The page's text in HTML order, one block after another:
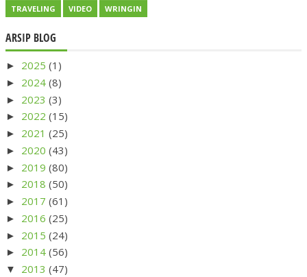
TRAVELING
VIDEO WRINGIN
ARSIP BLOG
► 2025 (1)
► 2024 (8)
► 2023 (3)
► 2022 (15)
► 2021 (25)
► 2020 (43)
► 2019 (80)
► 2018 (50)
► 2017 (61)
► 2016 (25)
► 2015 (24)
► 2014 (56)
▼ 2013 (47)